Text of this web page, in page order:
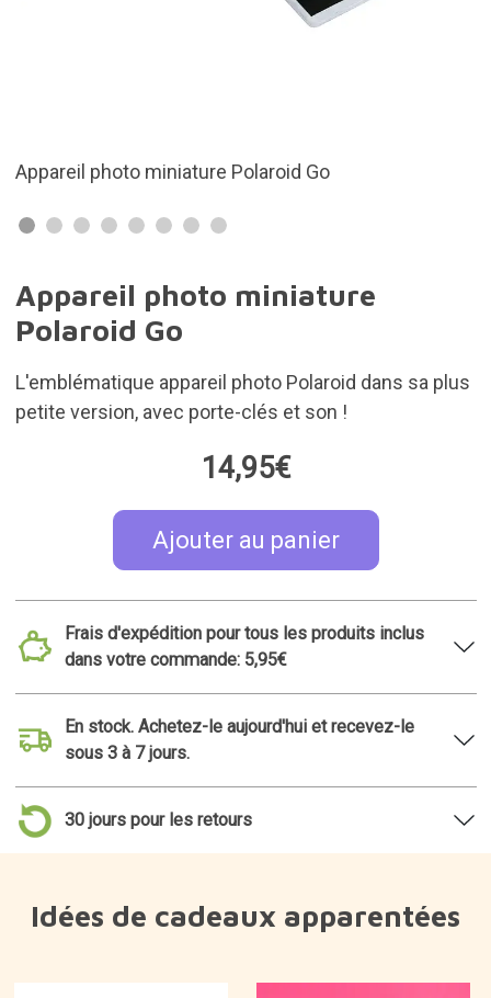
Go Avec le son
Appareil photo miniature
Polaroid Go
L'emblématique appareil photo Polaroid dans sa plus
petite version, avec porte-clés et son !
14,95€
Ajouter au panier
Frais d'expédition pour tous les produits inclus
dans votre commande: 5,95€
En stock. Achetez-le aujourd'hui et recevez-le
sous 3 à 7 jours.
30 jours pour les retours
Idées de cadeaux apparentées